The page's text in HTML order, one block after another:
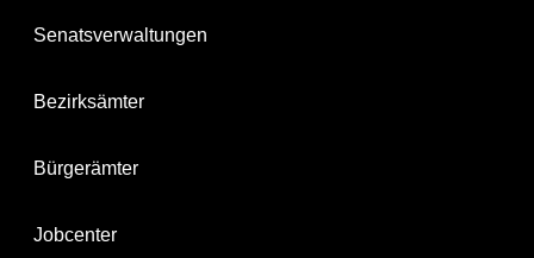
Senatsverwaltungen
Bezirksämter
Bürgerämter
Jobcenter